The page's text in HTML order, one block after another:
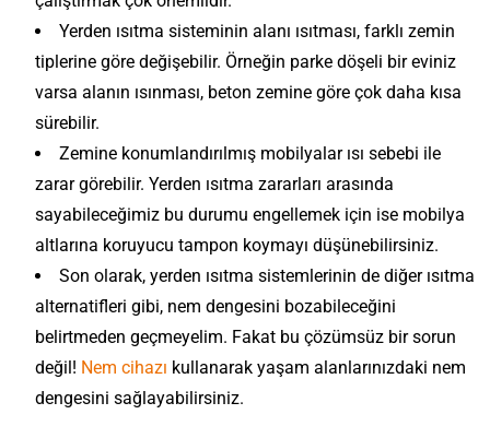
Yerden ısıtma sisteminin alanı ısıtması, farklı zemin
tiplerine göre değişebilir. Örneğin parke döşeli bir eviniz
varsa alanın ısınması, beton zemine göre çok daha kısa
sürebilir.
Zemine konumlandırılmış mobilyalar ısı sebebi ile
zarar görebilir. Yerden ısıtma zararları arasında
sayabileceğimiz bu durumu engellemek için ise mobilya
altlarına koruyucu tampon koymayı düşünebilirsiniz.
Son olarak, yerden ısıtma sistemlerinin de diğer ısıtma
alternatifleri gibi, nem dengesini bozabileceğini
belirtmeden geçmeyelim. Fakat bu çözümsüz bir sorun
değil! Nem cihazı kullanarak yaşam alanlarınızdaki nem
dengesini sağlayabilirsiniz.